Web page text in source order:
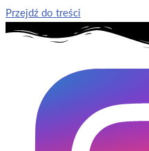
Przejdź do treści